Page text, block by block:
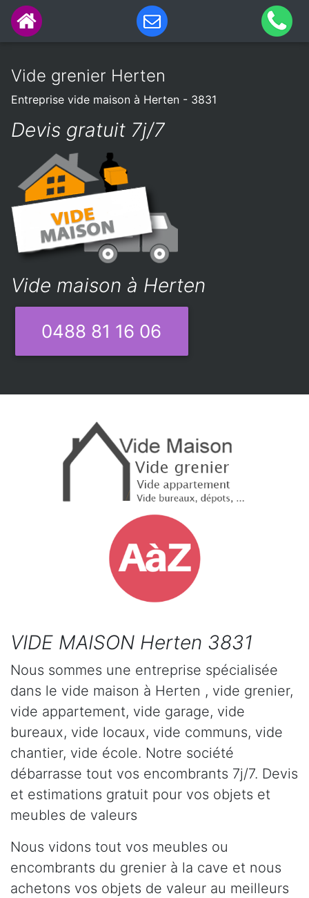
Vide grenier Herten
Entreprise vide maison à Herten - 3831
Devis gratuit 7j/7
Vide maison à Herten
0488 81 16 06
VIDE MAISON Herten 3831
Nous sommes une entreprise spécialisée
dans le vide maison à Herten , vide grenier,
vide appartement, vide garage, vide
bureaux, vide locaux, vide communs, vide
chantier, vide école. Notre société
débarrasse tout vos encombrants 7j/7. Devis
et estimations gratuit pour vos objets et
meubles de valeurs
Nous vidons tout vos meubles ou
encombrants du grenier à la cave et nous
achetons vos objets de valeur au meilleurs